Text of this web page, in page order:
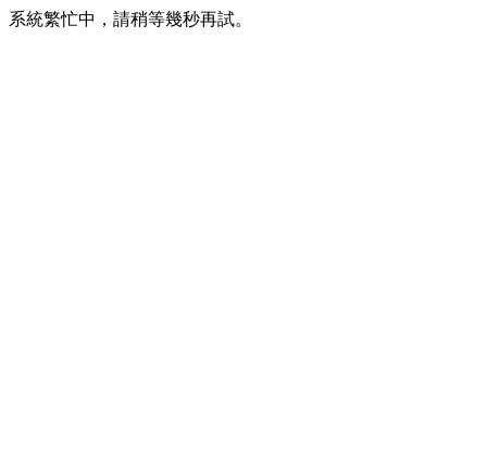
系統繁忙中，請稍等幾秒再試。